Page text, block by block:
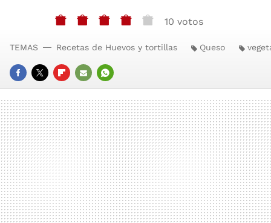
10 votos
FACEBOOK
TWITTERFLIPBOARD
E-
MAIL
WHATSAPP
TEMAS Recetas de Huevos y tortillas Queso